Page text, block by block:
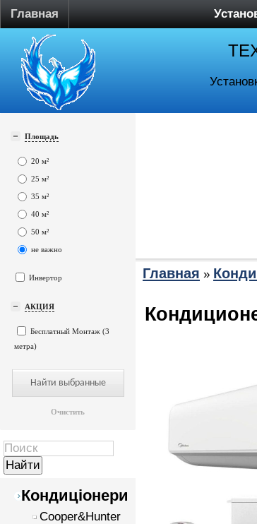
Главная
Площадь
20 м²
25 м²
35 м²
40 м²
50 м²
не важно
Инвертор
АКЦИЯ
Бесплатный Монтаж (3
метра)
Очистить
Кондиціонери
Cooper&Hunter
Главная »